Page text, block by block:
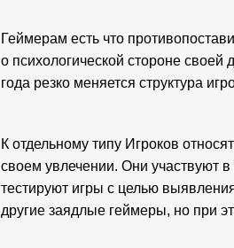
Геймерам есть что
о психологической стороне
года резко меняется структура
К отдельному типу Игроков
своем увлечении. Они участвуют
тестируют игры с целью
другие заядлые геймеры, но при